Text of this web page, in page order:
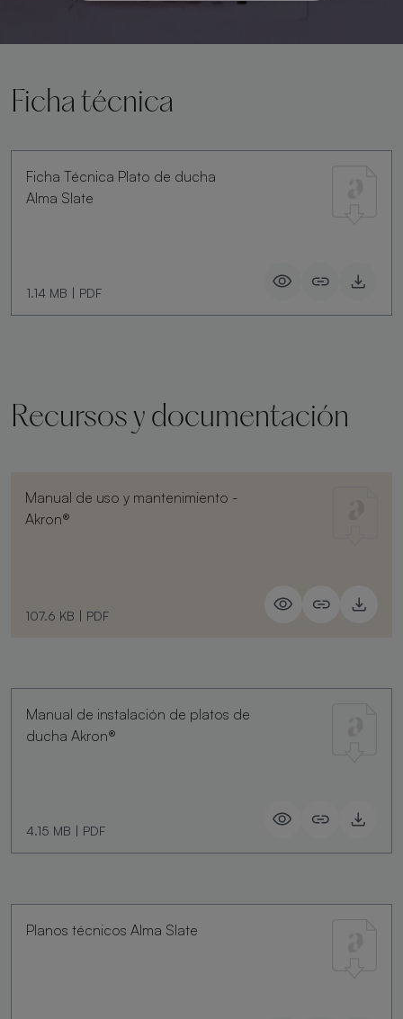
Ficha técnica
Ficha Técnica Plato de ducha
Alma Slate
1.14 MB | PDF
Recursos y documentación
Manual de uso y mantenimiento -
Akron®
107.6 KB | PDF
Manual de instalación de platos de
ducha Akron®
4.15 MB | PDF
Planos técnicos Alma Slate